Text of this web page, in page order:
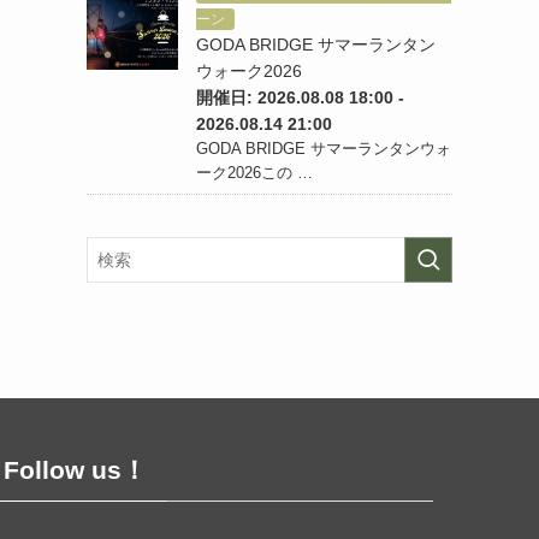
ーン
GODA BRIDGE サマーランタン
ウォーク2026
開催日: 2026.08.08 18:00 -
2026.08.14 21:00
GODA BRIDGE サマーランタンウォ
ーク2026この …
Follow us！